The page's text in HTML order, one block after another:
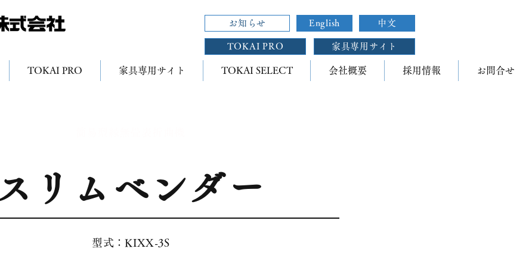
お知らせ English 中文
TOKAI PRO 家具専用サイト
TOKAI PRO 家具専用サイト TOKAI SELECT 会社概要 採用情報 お問合せ
スリムベンダー
型式：KIXX-3S